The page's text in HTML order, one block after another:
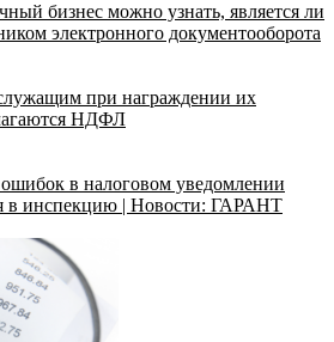
бизнес можно узнать, является ли
электронного документооборота
при награждении их
НДФЛ
в налоговом уведомлении
в инспекцию | Новости: ГАРАНТ